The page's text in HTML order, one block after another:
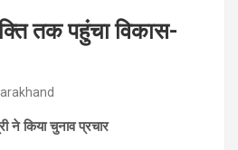
तक पहुंचा विकास-
ने किया चुनाव प्रचार